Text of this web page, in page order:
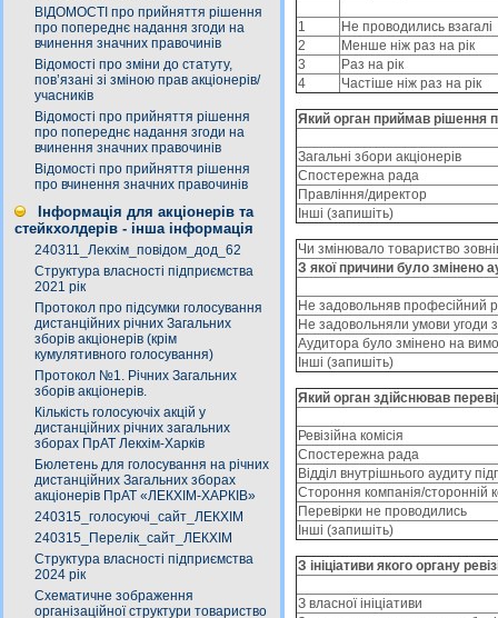
ВІДОМОСТІ про прийняття рішення
про попереднє надання згоди на
вчинення значних правочинів
Відомості про зміни до статуту,
пов’язані зі зміною прав акціонерів/
учасників
Відомості про прийняття рішення
про попереднє надання згоди на
вчинення значних правочинів
Відомості про прийняття рішення
про вчинення значних правочинів
Інформація для акціонерів та
стейкхолдерів - інша інформація
240311_Лекхім_повідом_дод_62
Структура власності підприємства
2021 рік
Протокол про підсумки голосування
дистанційних річних Загальних
зборів акціонерів (крім
кумулятивного голосування)
Протокол №1. Річних Загальних
зборів акціонерів.
Кількість голосуючіх акцій у
дистанційних річних загальних
зборах ПрАТ Лекхім-Харків
Бюлетень для голосування на річних
дистанційних Загальних зборах
акціонерів ПрАТ «ЛЕКХІМ-ХАРКІВ»
240315_голосуючі_сайт_ЛЕКХІМ
240315_Перелік_сайт_ЛЕКХІМ
Структура власності підприємства
2024 рік
Схематичне зображення
організаційної структури товариство
1
Не проводились взагалі
2
Менше ніж раз на рік
3
Раз на рік
4
Частіше ніж раз на рік
Який орган приймав рішення
Загальні збори акціонерів
Спостережна рада
Правління/директор
Іншi (запишіть)
Чи змінювало товариство
З якої причини було змінено
Не задовольняв професійний
Не задовольняли умови угоди
Аудитора було змінено на
Іншi (запишіть)
Який орган здійснював
Ревізійна комісія
Спостережна рада
Відділ внутрішнього аудиту
Стороння компанія/сторонній
Перевірки не проводились
Іншi (запишіть)
З ініціативи якого органу
З власної ініціативи